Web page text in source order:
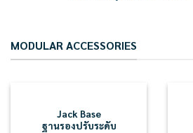
MODULAR ACCESSORIES
Jack Base
ฐานรองปรับระดับ